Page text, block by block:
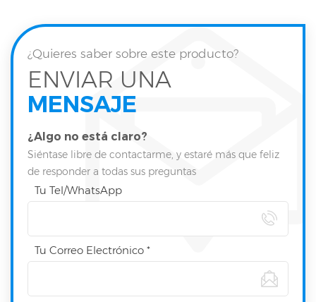
¿Quieres saber sobre este producto?
ENVIAR UNA
MENSAJE
¿Algo no está claro?
Siéntase libre de contactarme, y estaré más que feliz
de responder a todas sus preguntas
Tu Tel/WhatsApp
Tu Correo Electrónico *